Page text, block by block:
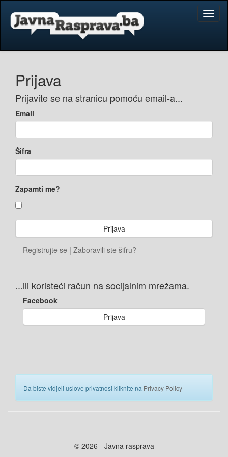
Prijava
Prijavite se na stranicu pomoću email-a...
Email
Šifra
Zapamti me?
Registrujte se | Zaboravili ste šifru?
...ili koristeći račun na socijalnim mrežama.
Facebook
Prijava
Da biste vidjeli uslove privatnosi kliknite na Privacy Policy
© 2026 - Javna rasprava